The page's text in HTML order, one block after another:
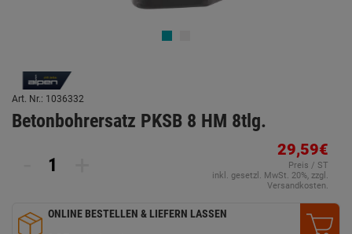
Art. Nr.: 1036332
Betonbohrersatz PKSB 8 HM 8tlg.
29,59€
Preis / ST
inkl. gesetzl. MwSt. 20%, zzgl.
Versandkosten.
ONLINE BESTELLEN & LIEFERN LASSEN